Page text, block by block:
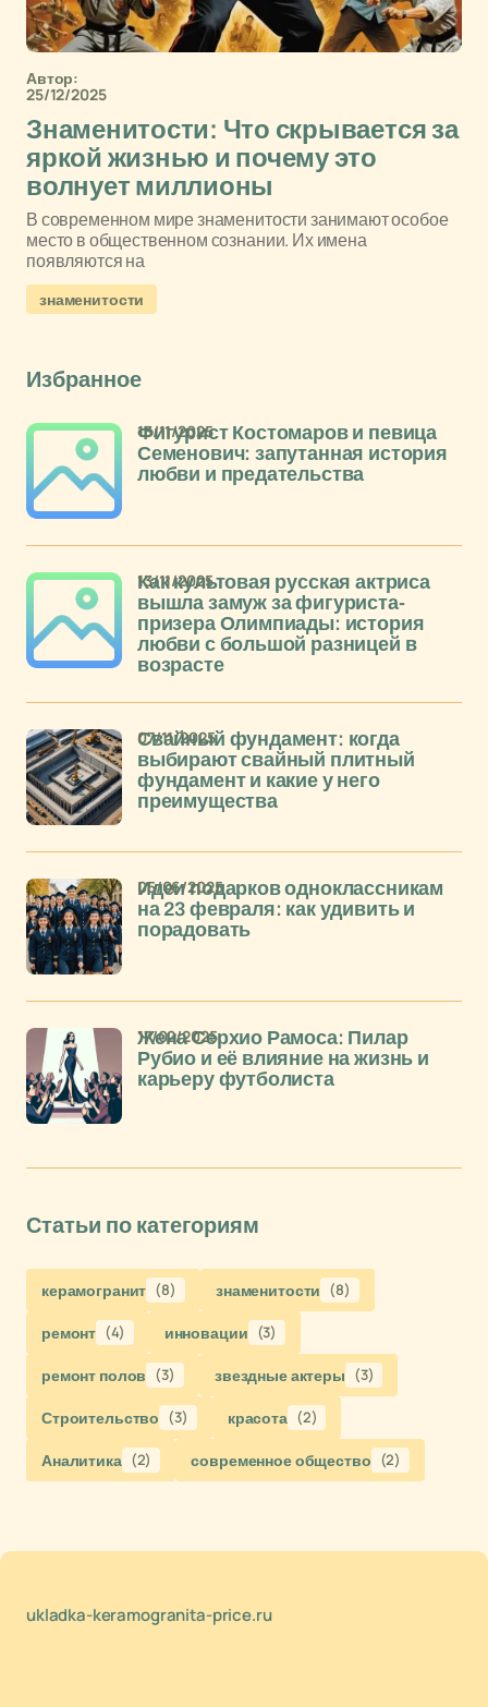
Автор:
25/12/2025
Знаменитости: Что скрывается за
яркой жизнью и почему это
волнует миллионы
В современном мире знаменитости занимают особое
место в общественном сознании. Их имена
появляются на
знаменитости
Избранное
Фигурист Костомаров и певица
Семенович: запутанная история
любви и предательства
13/11/2025
Как культовая русская актриса
вышла замуж за фигуриста-
призера Олимпиады: история
любви с большой разницей в
возрасте
13/11/2025
Свайный фундамент: когда
выбирают свайный плитный
фундамент и какие у него
преимущества
07/11/2025
Идеи подарков одноклассникам
на 23 февраля: как удивить и
порадовать
05/06/2025
Жена Серхио Рамоса: Пилар
Рубио и её влияние на жизнь и
карьеру футболиста
17/02/2025
Статьи по категориям
керамогранит (8) знаменитости (8)
ремонт (4) инновации (3)
ремонт полов (3) звездные актеры (3)
Строительство (3) красота (2)
Аналитика (2) современное общество (2)
ukladka-keramogranita-price.ru